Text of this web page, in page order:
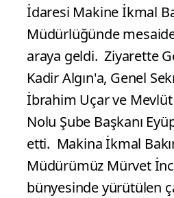
İdaresi Makine İkmal
Müdürlüğünde
araya geldi. Ziyarette
Kadir Algın'a, Genel
İbrahim Uçar ve Mevlüt
Nolu Şube Başkanı
etti. Makina İkmal
Müdürümüz Mürvet
bünyesinde yürütülen